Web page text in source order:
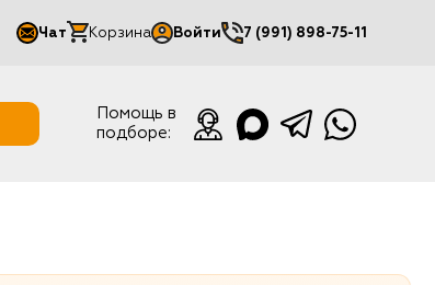
Чат Корзина Войти
Мой кабинет
7 (991) 898-75-11
Помощь в
подборе: